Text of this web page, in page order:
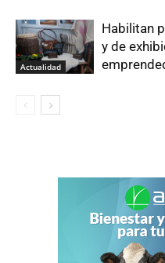
Actualidad
Habilitan
y de